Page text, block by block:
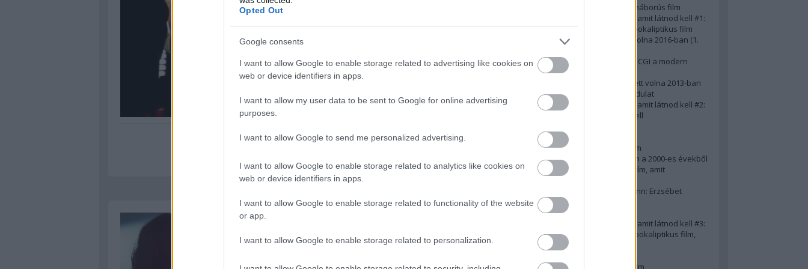
Opted Out
Google consents
I want to allow Google to enable storage related to advertising like cookies on
web or device identifiers in apps.
I want to allow my user data to be sent to Google for online advertising
purposes.
I want to allow Google to send me personalized advertising.
I want to allow Google to enable storage related to analytics like cookies on
web or device identifiers in apps.
I want to allow Google to enable storage related to functionality of the website
or app.
I want to allow Google to enable storage related to personalization.
A keresztapa / The
Milyen ember az, akinek a bűn az élete?
Mi az igazi hatalom? Mekkora erő a
család? Alapvetően ezekre a kérdésekre
keresi a választ Francis Ford Coppola
klasszikusa, amely Mario Puzo regénye
mert annyira beleégett a…
Sorozat: Bakelit / Vinyl -
A 10 legjobb második világháborús film
50 posztapokaliptikus film, amit látnod kell #1:
A 10 legkreatívabb posztapokaliptikus film
20 film, amit látnod kellett volna 2016-ban (1.
Ezért néz ki borzasztóan a CGI a modern
filmekben (is)
15(+1) film, amit látnod kellett volna 2013-ban
A 15 legnagyobb filmes fordulat
50 posztapokaliptikus film, amit látnod kell #2:
10 zombifilm, amit látnod kell
A 10 legjobb Brad Pitt-film
A 10 legjobb Mel Gibson-film
Az igazi 10 legjobb akciófilm a 2000-es évekből
10 iszonyatos magyar filmcím, amit
Könyvkritika: Brigitte Hamann: Erzsébet
királyné (2019)
A 10 legjobb Al Pacino - film
50 posztapokaliptikus film, amit látnod kell #3:
10 (nem is annyira) posztapokaliptikus film,
amit látnod kell
A 10 legjobb Matt Damon-film